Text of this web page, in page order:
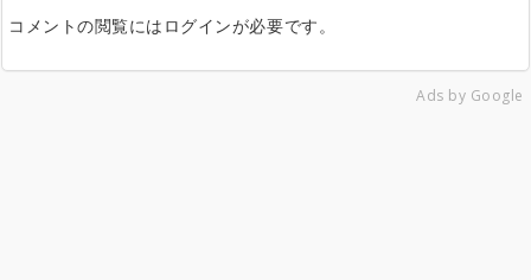
コメントの閲覧にはログインが必要です。
Ads by Google